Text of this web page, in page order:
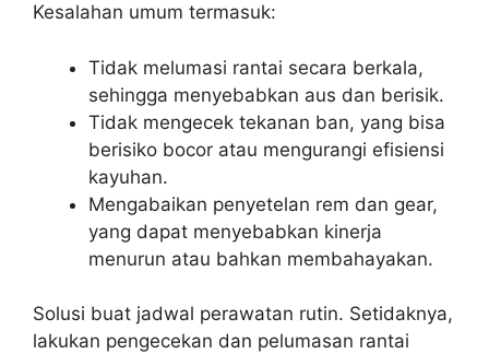
Kesalahan umum termasuk:
Tidak melumasi rantai secara berkala,
sehingga menyebabkan aus dan berisik.
Tidak mengecek tekanan ban, yang bisa
berisiko bocor atau mengurangi efisiensi
kayuhan.
Mengabaikan penyetelan rem dan gear,
yang dapat menyebabkan kinerja
menurun atau bahkan membahayakan.
Solusi buat jadwal perawatan rutin. Setidaknya,
lakukan pengecekan dan pelumasan rantai